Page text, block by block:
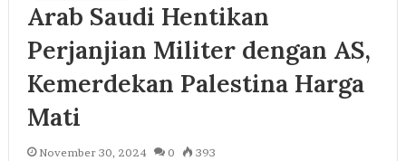
Arab Saudi Hentikan
Perjanjian Militer dengan AS,
Kemerdekan Palestina Harga
Mati
November 30, 2024 0 393